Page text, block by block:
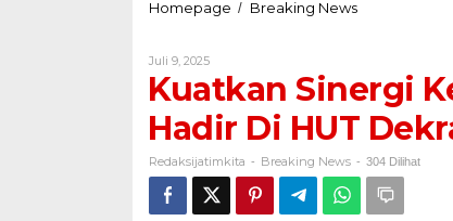
Homepage / Breaking NewsKuatkan
Jombang
Hadir
Di
HUT
Dekrasnada
45
Juli 9, 2025Oleh
Redaksijatimkita
Kuatkan Sinergi
Hadir Di HUT
Redaksijatimkita - Breaking News - 304 Dilihat